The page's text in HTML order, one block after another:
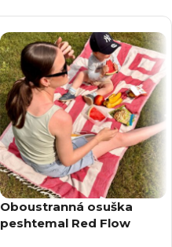
Oboustranná osuška
peshtemal Red Flow